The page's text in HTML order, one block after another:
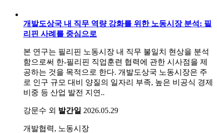
개발도상국 내 직무 역량 강화를 위한 노동시장 분석: 필
리핀 사례를 중심으로
본 연구는 필리핀 노동시장 내 직무 불일치 현상을 분석
함으로써 한-필리핀 직업훈련 협력에 관한 시사점을 제
공하는 것을 목적으로 한다. 개발도상국 노동시장은 주
로 인구 규모 대비 양질의 일자리 부족, 높은 비공식 경제
비중 등 산업 발전 지연..
강문수 외 발간일 2026.05.29
개발협력, 노동시장